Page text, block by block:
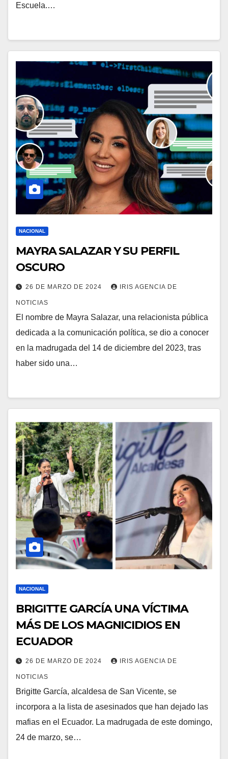
Escuela.…
NACIONAL
MAYRA SALAZAR Y SU PERFIL
OSCURO
26 DE MARZO DE 2024 IRIS AGENCIA DE
NOTICIAS
El nombre de Mayra Salazar, una relacionista pública
dedicada a la comunicación política, se dio a conocer
en la madrugada del 14 de diciembre del 2023, tras
haber sido una…
NACIONAL
BRIGITTE GARCÍA UNA VÍCTIMA
MÁS DE LOS MAGNICIDIOS EN
ECUADOR
26 DE MARZO DE 2024 IRIS AGENCIA DE
NOTICIAS
Brigitte García, alcaldesa de San Vicente, se
incorpora a la lista de asesinados que han dejado las
mafias en el Ecuador. La madrugada de este domingo,
24 de marzo, se…